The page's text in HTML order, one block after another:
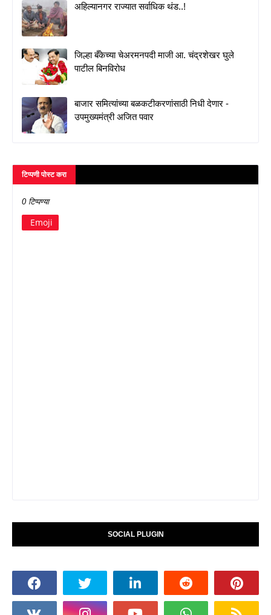
अहिल्यानगर राज्यात सर्वाधिक थंड..!
जिल्हा बँकेच्या चेअरमनपदी माजी आ. चंद्रशेखर घुले
पाटील बिनविरोध
बाजार समित्यांच्या बळकटीकरणांसाठी निधी देणार -
उपमुख्यमंत्री अजित पवार
टिप्पणी पोस्ट करा
0 टिप्पण्या
Emoji
SOCIAL PLUGIN